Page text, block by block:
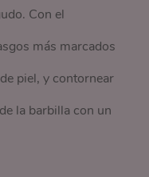
Con el
más marcados
piel, y contornear
la barbilla con un